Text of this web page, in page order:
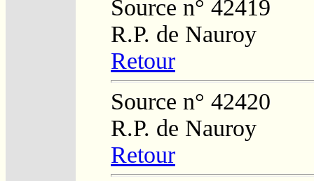
Source n° 42419
R.P. de Nauroy
Retour
Source n° 42420
R.P. de Nauroy
Retour